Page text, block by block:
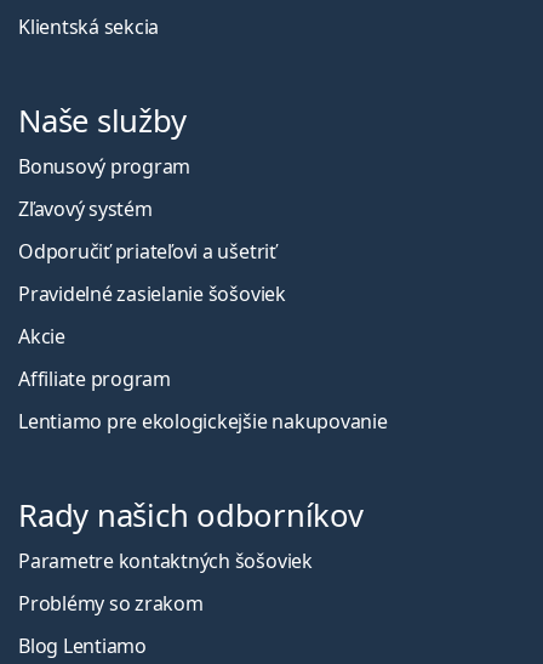
Klientská sekcia
Naše služby
Bonusový program
Zľavový systém
Odporučiť priateľovi a ušetriť
Pravidelné zasielanie šošoviek
Akcie
Affiliate program
Lentiamo pre ekologickejšie nakupovanie
Rady našich odborníkov
Parametre kontaktných šošoviek
Problémy so zrakom
Blog Lentiamo